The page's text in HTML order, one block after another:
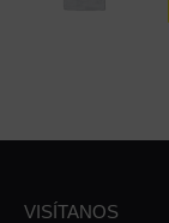
VISÍTANOS